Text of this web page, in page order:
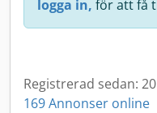
logga in, för att få
Registrerad sedan:
169 Annonser online